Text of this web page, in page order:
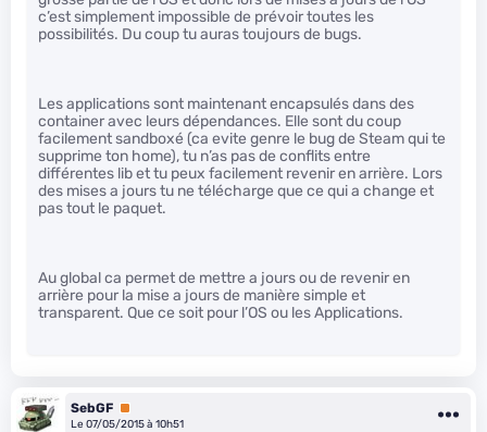
c’est simplement impossible de prévoir toutes les
possibilités. Du coup tu auras toujours de bugs.
Les applications sont maintenant encapsulés dans des
container avec leurs dépendances. Elle sont du coup
facilement sandboxé (ca evite genre le bug de Steam qui te
supprime ton home), tu n’as pas de conflits entre
différentes lib et tu peux facilement revenir en arrière. Lors
des mises a jours tu ne télécharge que ce qui a change et
pas tout le paquet.
Au global ca permet de mettre a jours ou de revenir en
arrière pour la mise a jours de manière simple et
transparent. Que ce soit pour l’OS ou les Applications.
SebGF Premium
Le 07/05/2015 à 10h51